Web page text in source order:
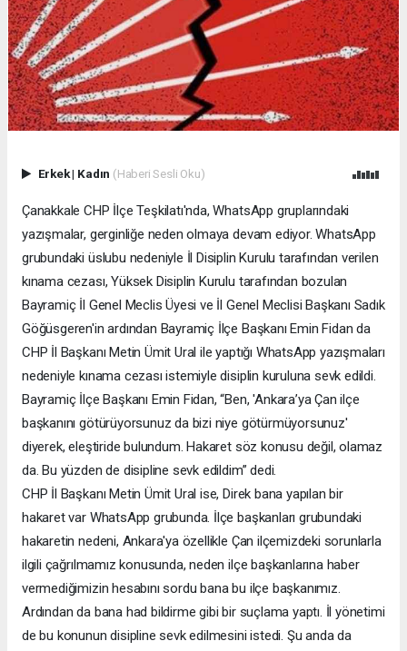
Erkek| Kadın (Haberi Sesli Oku)
Çanakkale CHP İlçe Teşkilatı'nda, WhatsApp gruplarındaki
yazışmalar, gerginliğe neden olmaya devam ediyor. WhatsApp
grubundaki üslubu nedeniyle İl Disiplin Kurulu tarafından verilen
kınama cezası, Yüksek Disiplin Kurulu tarafından bozulan
Bayramiç İl Genel Meclis Üyesi ve İl Genel Meclisi Başkanı Sadık
Göğüsgeren'in ardından Bayramiç İlçe Başkanı Emin Fidan da
CHP İl Başkanı Metin Ümit Ural ile yaptığı WhatsApp yazışmaları
nedeniyle kınama cezası istemiyle disiplin kuruluna sevk edildi.
Bayramiç İlçe Başkanı Emin Fidan, “Ben, 'Ankara’ya Çan ilçe
başkanını götürüyorsunuz da bizi niye götürmüyorsunuz'
diyerek, eleştiride bulundum. Hakaret söz konusu değil, olamaz
da. Bu yüzden de disipline sevk edildim” dedi.
CHP İl Başkanı Metin Ümit Ural ise, Direk bana yapılan bir
hakaret var WhatsApp grubunda. İlçe başkanları grubundaki
hakaretin nedeni, Ankara'ya özellikle Çan ilçemizdeki sorunlarla
ilgili çağrılmamız konusunda, neden ilçe başkanlarına haber
vermediğimizin hesabını sordu bana bu ilçe başkanımız.
Ardından da bana had bildirme gibi bir suçlama yaptı. İl yönetimi
de bu konunun disipline sevk edilmesini istedi. Şu anda da